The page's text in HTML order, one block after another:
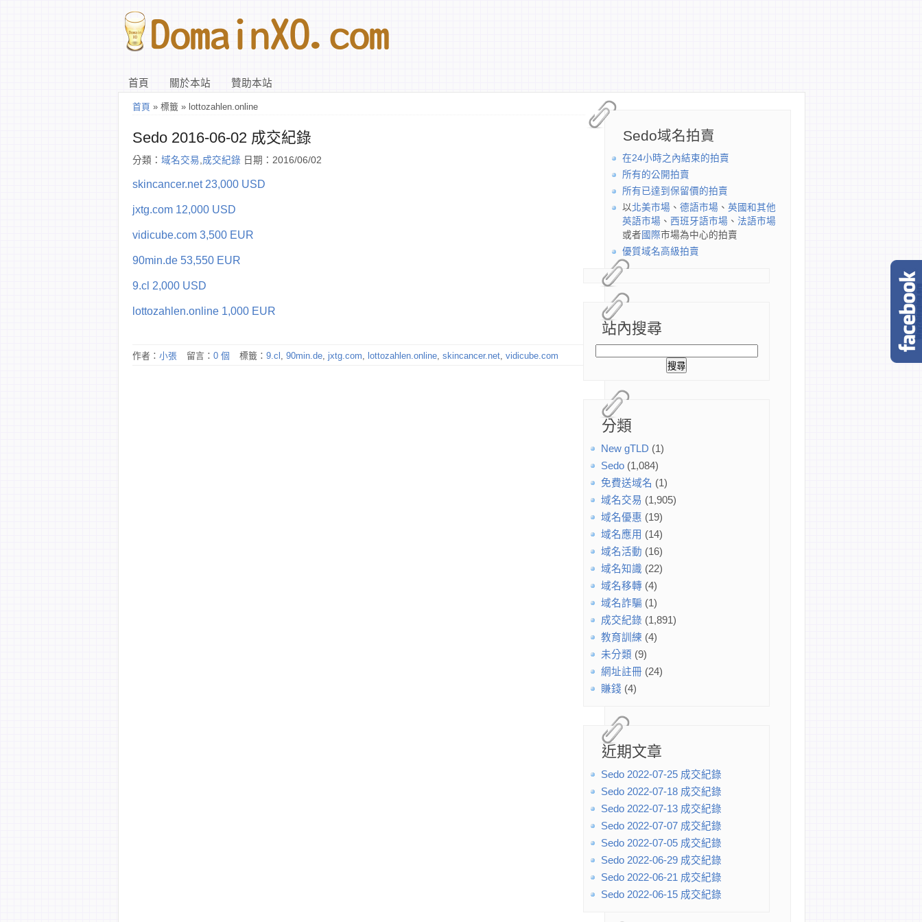
首頁 關於本站 贊助本站
Sedo域名拍賣
在24小時之內結束的拍賣
所有的公開拍賣
所有已達到保留價的拍賣
以北美市場 、 德語市場 、 英國和其他
英語市場 、 西班牙語市場 、 法語市場
或者 國際市場為中心的拍賣
優質域名高級拍賣
站內搜尋
分類
New gTLD (1)
Sedo (1,084)
免費送域名 (1)
域名交易 (1,905)
域名優惠 (19)
域名應用 (14)
域名活動 (16)
域名知識 (22)
域名移轉 (4)
域名詐騙 (1)
成交紀錄 (1,891)
教育訓練 (4)
未分類 (9)
網址註冊 (24)
賺錢 (4)
近期文章
Sedo 2022-07-25 成交紀錄
Sedo 2022-07-18 成交紀錄
Sedo 2022-07-13 成交紀錄
Sedo 2022-07-07 成交紀錄
Sedo 2022-07-05 成交紀錄
Sedo 2022-06-29 成交紀錄
Sedo 2022-06-21 成交紀錄
Sedo 2022-06-15 成交紀錄
首頁 » 標籤 » lottozahlen.online
Sedo 2016-06-02 成交紀錄
分類： 域名交易,成交紀錄 日期：2016/06/02
skincancer.net 23,000 USD
jxtg.com 12,000 USD
vidicube.com 3,500 EUR
90min.de 53,550 EUR
9.cl 2,000 USD
lottozahlen.online 1,000 EUR
作者： 小張 留言： 0 個 標籤： 9.cl , 90min.de, jxtg.com, lottozahlen.online, skincancer.net, vidicube.com